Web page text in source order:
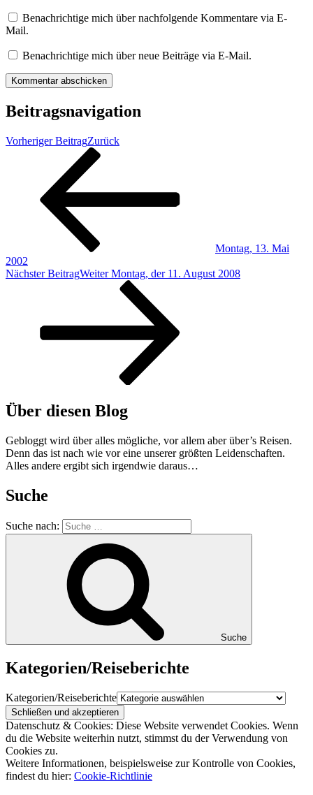
Benachrichtige mich über nachfolgende Kommentare via E-
Mail.
Benachrichtige mich über neue Beiträge via E-Mail.
Beitragsnavigation
Vorheriger BeitragZurück
Montag, 13. Mai
2002
Nächster BeitragWeiter Montag, der 11. August 2008
Über diesen Blog
Gebloggt wird über alles mögliche, vor allem aber über’s Reisen.
Denn das ist nach wie vor eine unserer größten Leidenschaften.
Alles andere ergibt sich irgendwie daraus…
Suche
Suche nach:
Suche
Kategorien/Reiseberichte
Kategorien/Reiseberichte
Datenschutz & Cookies: Diese Website verwendet Cookies. Wenn
du die Website weiterhin nutzt, stimmst du der Verwendung von
Cookies zu.
Weitere Informationen, beispielsweise zur Kontrolle von Cookies,
findest du hier: Cookie-Richtlinie